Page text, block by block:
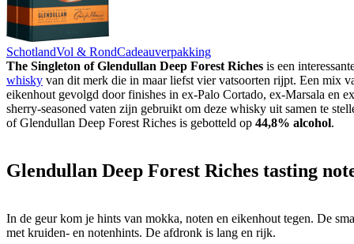
SchotlandVol & RondCadeauverpakking
The Singleton of Glendullan Deep Forest Riches is een
whisky van dit merk die in maar liefst vier vatsoorten rijpt. Een mix
eikenhout gevolgd door finishes in ex-Palo Cortado, ex-Marsala en
sherry-seasoned vaten zijn gebruikt om deze whisky uit samen te
of Glendullan Deep Forest Riches is gebotteld op 44,8% alcohol.
Glendullan Deep Forest Riches tasting
In de geur kom je hints van mokka, noten en eikenhout tegen. De
met kruiden- en notenhints. De afdronk is lang en rijk.